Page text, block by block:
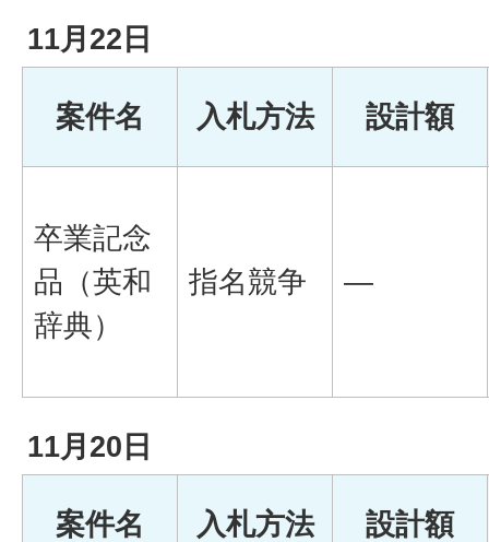
11月22日
案件名 入札方法 設計額
卒業記念
品（英和
辞典）
指名競争 ―
11月20日
案件名 入札方法 設計額